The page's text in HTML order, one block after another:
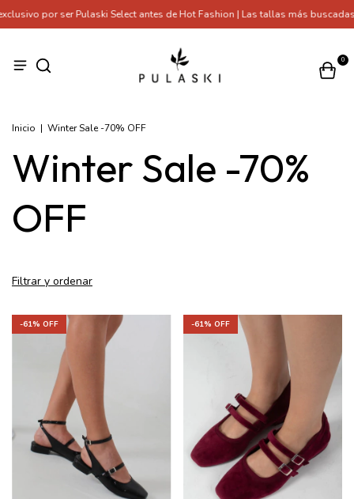
por ser Pulaski Select antes de Hot Fashion | Las tallas más buscadas
0
Inicio | Winter Sale -70% OFF
Winter Sale -70%
OFF
Filtrar y ordenar
-61% OFF -61% OFF